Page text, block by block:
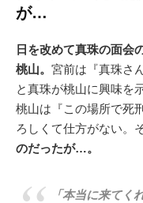
が…
日を改めて真珠の面会
桃山。 宮前は『真珠さ
と真珠が桃山に興味を
桃山は『この場所で死
ろしくて仕方がない。
のだったが…。
「本当に来て